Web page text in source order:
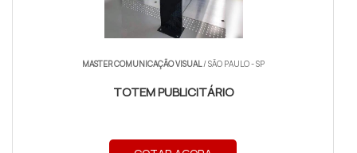
MASTER COMUNICAÇÃO VISUAL/ SÃO PAULO - SP
TOTEM PUBLICITÁRIO